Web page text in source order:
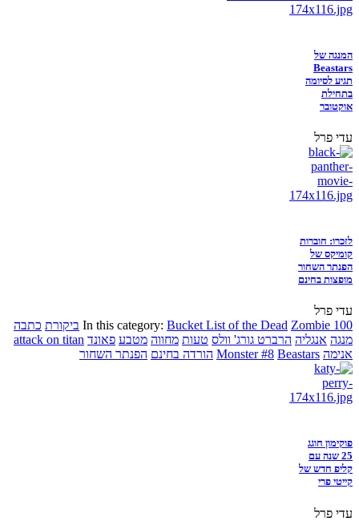
המנגה של
Beastars
תגיע לסיומה
בתחילת
אוקטובר
עדי פרל
לזכרו: חוברות
קומיקס של
הפנתר השחור
מופצות בחינם
עדי פרל
In this category: Bucket List of the Dead Zombie 100 ביקורת כתבה
מנגה אנגליה הרברט גורג' וולס טעות מחווה מטבע פאונד attack on titan
אנימה
Monster #8 Beastars הורדה בחינם הפנתר השחור
פוקימון חוגג
25 שנה עם
קליפ חדש של
קייטי פרי
עדי פרל